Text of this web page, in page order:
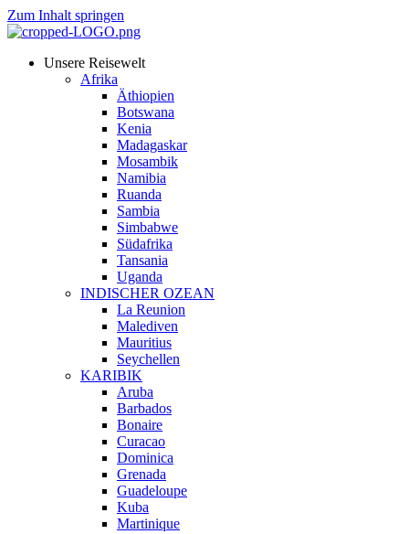
Zum Inhalt springen
Unsere Reisewelt
Afrika
Äthiopien
Botswana
Kenia
Madagaskar
Mosambik
Namibia
Ruanda
Sambia
Simbabwe
Südafrika
Tansania
Uganda
INDISCHER OZEAN
La Reunion
Malediven
Mauritius
Seychellen
KARIBIK
Aruba
Barbados
Bonaire
Curacao
Dominica
Grenada
Guadeloupe
Kuba
Martinique